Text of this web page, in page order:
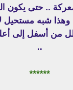
.. حتى يكون
شبه مستحيل
من أسفل إلى
..
******